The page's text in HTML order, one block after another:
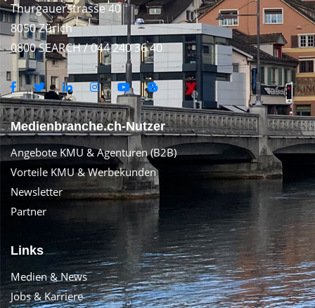
Thurgauerstrasse 40
8050 Zürich
0800 SEARCH / 044 240 36 40
Medienbranche.ch-Nutzer
Angebote KMU & Agenturen (B2B)
Vorteile KMU & Werbekunden
Newsletter
Partner
Links
Medien & News
Jobs & Karriere